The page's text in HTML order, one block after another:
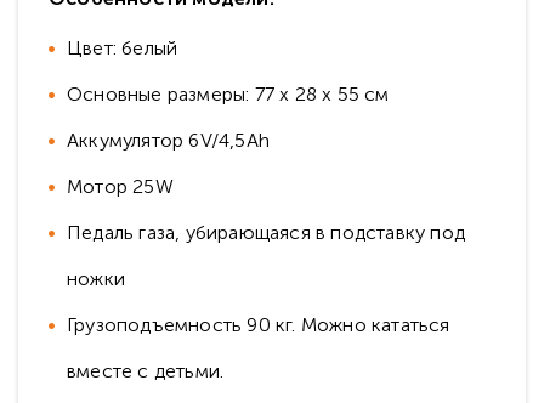
Цвет: белый
Основные размеры: 77 x 28 x 55 см
Аккумулятор 6V/4,5Ah
Мотор 25W
Педаль газа, убирающаяся в подставку под
ножки
Грузоподъемность 90 кг. Можно кататься
вместе с детьми.